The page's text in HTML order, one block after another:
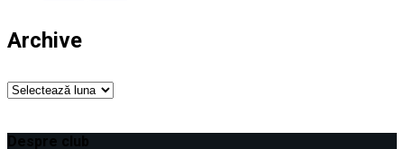
Archive
Archive
Despre club